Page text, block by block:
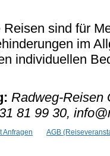
Reisen sind für
im
individuellen
Radweg-Reisen
81 99 30,
Anfragen AGB